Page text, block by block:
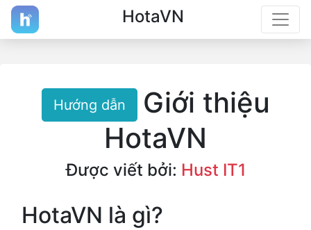
HotaVN
Hướng dẫn
Giới thiệu
HotaVN
Được viết bởi: Hust IT1
HotaVN là gì?